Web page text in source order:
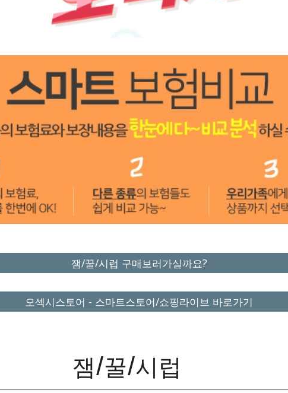
잼/꿀/시럽 구매보러가실까요?
오섹시스토어 - 스마트스토어/쇼핑라이브 바로가기
잼/꿀/시럽